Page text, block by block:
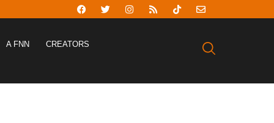
A FNN CREATORS